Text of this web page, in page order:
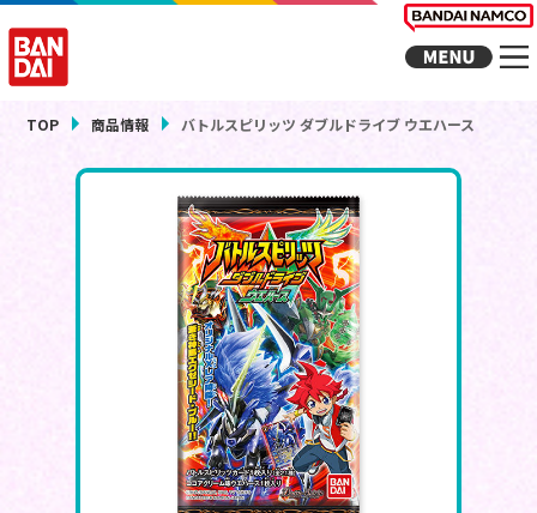
TOP 商品情報 バトルスピリッツ ダブルドライブ ウエハース